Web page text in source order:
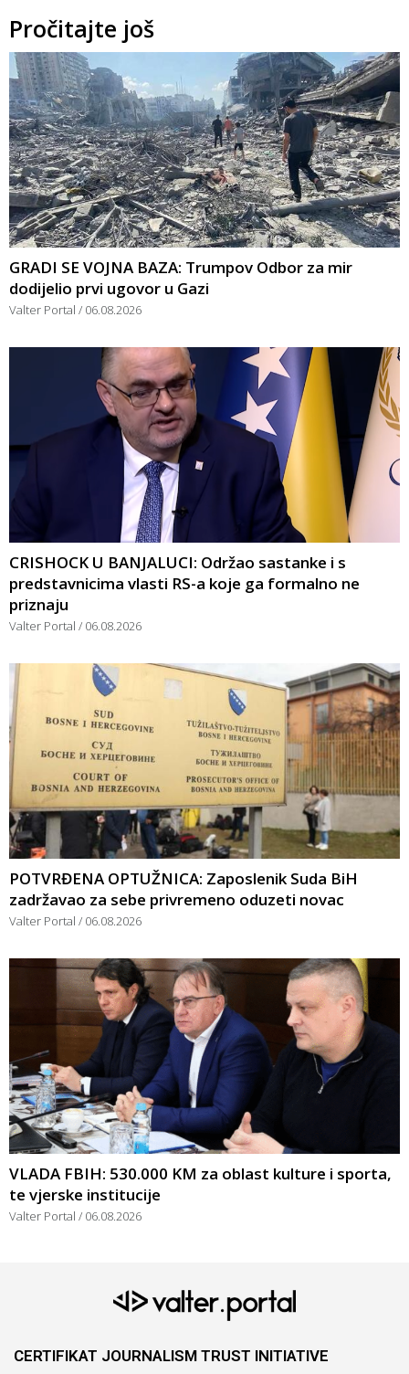
Pročitajte još
GRADI SE VOJNA BAZA: Trumpov Odbor za mir
dodijelio prvi ugovor u Gazi
Valter Portal 06.08.2026
CRISHOCK U BANJALUCI: Održao sastanke i s
predstavnicima vlasti RS-a koje ga formalno ne
priznaju
Valter Portal 06.08.2026
POTVRĐENA OPTUŽNICA: Zaposlenik Suda BiH
zadržavao za sebe privremeno oduzeti novac
Valter Portal 06.08.2026
VLADA FBIH: 530.000 KM za oblast kulture i sporta,
te vjerske institucije
Valter Portal 06.08.2026
CERTIFIKAT JOURNALISM TRUST INITIATIVE